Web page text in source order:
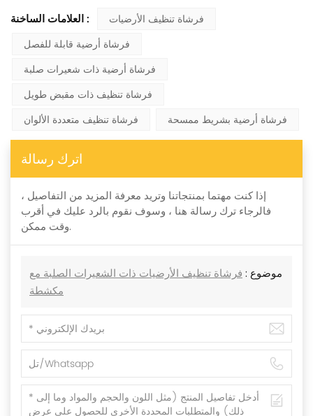
العلامات الساخنة :
فرشاة تنظيف الأرضيات
فرشاة أرضية قابلة للفصل
فرشاة أرضية ذات شعيرات صلبة
فرشاة تنظيف ذات مقبض طويل
فرشاة تنظيف متعددة الألوان
فرشاة أرضية بشريط ممسحة
اترك رسالة
إذا كنت مهتما بمنتجاتنا وتريد معرفة المزيد من التفاصيل ،
فالرجاء ترك رسالة هنا ، وسوف نقوم بالرد عليك في أقرب
وقت ممكن.
موضوع : فرشاة تنظيف الأرضيات ذات الشعيرات الصلبة مع
مكشطة